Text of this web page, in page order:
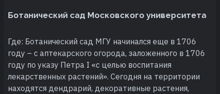
Ботанический сад Московского университета
Где: Ботанический сад МГУ начинался еще в 1706
году – с аптекарского огорода, заложенного в 1706
году по указу Петра I «с целью воспитания
лекарственных растений». Сегодня на территории
находятся дендрарий, декоративные растения,